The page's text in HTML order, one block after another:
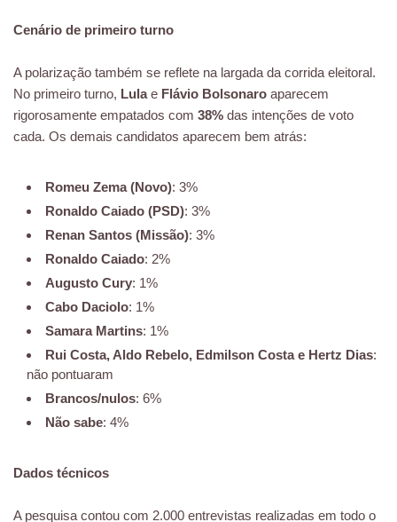
Cenário de primeiro turno
A polarização também se reflete na largada da corrida eleitoral.
No primeiro turno, Lulae Flávio Bolsonaro aparecem
rigorosamente empatados com 38% das intenções de voto
cada. Os demais candidatos aparecem bem atrás:
Romeu Zema (Novo): 3%
Ronaldo Caiado (PSD): 3%
Renan Santos (Missão): 3%
Ronaldo Caiado: 2%
Augusto Cury: 1%
Cabo Daciolo: 1%
Samara Martins: 1%
Rui Costa, Aldo Rebelo, Edmilson Costa e Hertz Dias:
não pontuaram
Brancos/nulos: 6%
Não sabe: 4%
Dados técnicos
A pesquisa contou com 2.000 entrevistas realizadas em todo o